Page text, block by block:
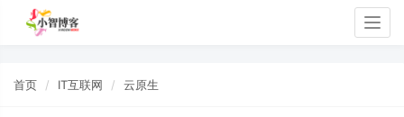
首页 IT互联网 云原生